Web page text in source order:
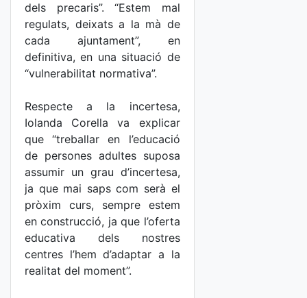
dels precaris”. “Estem mal
regulats, deixats a la mà de
cada ajuntament”, en
definitiva, en una situació de
“vulnerabilitat normativa”.
Respecte a la incertesa,
Iolanda Corella va explicar
que “treballar en l’educació
de persones adultes suposa
assumir un grau d’incertesa,
ja que mai saps com serà el
pròxim curs, sempre estem
en construcció, ja que l’oferta
educativa dels nostres
centres l’hem d’adaptar a la
realitat del moment”.